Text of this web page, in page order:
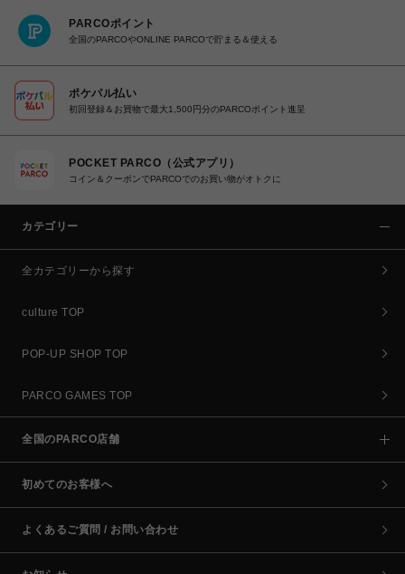
PARCOポイント
全国のPARCOやONLINE PARCOで貯まる＆使える
ポケパル払い
初回登録＆お買物で最大1,500円分のPARCOポイント進呈
POCKET PARCO（公式アプリ）
コイン＆クーポンでPARCOでのお買い物がオトクに
カテゴリー
全カテゴリーから探す
culture TOP
POP-UP SHOP TOP
PARCO GAMES TOP
全国のPARCO店舗
初めてのお客様へ
よくあるご質問 / お問い合わせ